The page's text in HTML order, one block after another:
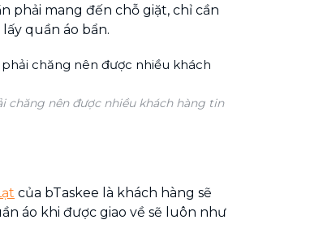
phải mang đến chỗ giặt, chỉ cần
quần áo bẩn.
chăng nên được nhiều khách hàng tin
của bTaskee là khách hàng sẽ
áo khi được giao về sẽ luôn như